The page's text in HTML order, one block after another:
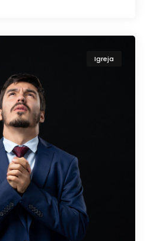
Igreja